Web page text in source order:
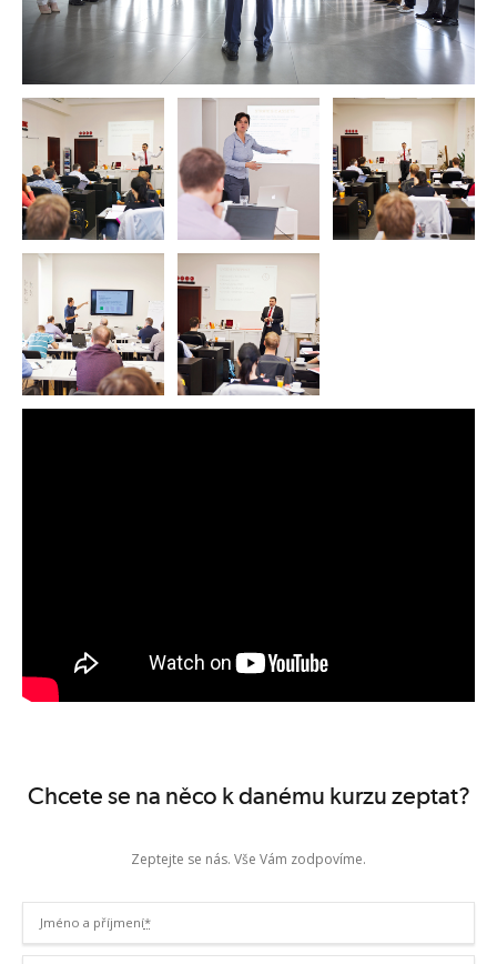
PeopleCert. Axelos, resp. jejím EI (Examination Institute) PeopleCert.
Pokud jste předchozí kurz absolvovali bez nostrifikace PeopleCert,
čtěte prosím změnu licenčních podmínek.
Certifikát PeopleCert je velektronicképodobě
AgileSHIFT® Certification Axelos má
doživnotní platnost
Originál je v
anglickém jazyce. Na a vyžádání zajistímesoudní
znalecký překlad
Zobrazit termíny kurzů
Chcete se na něco k danému kurzu zeptat?
Zeptejte se nás. Vše Vám zodpovíme.
Jméno a příjmení*